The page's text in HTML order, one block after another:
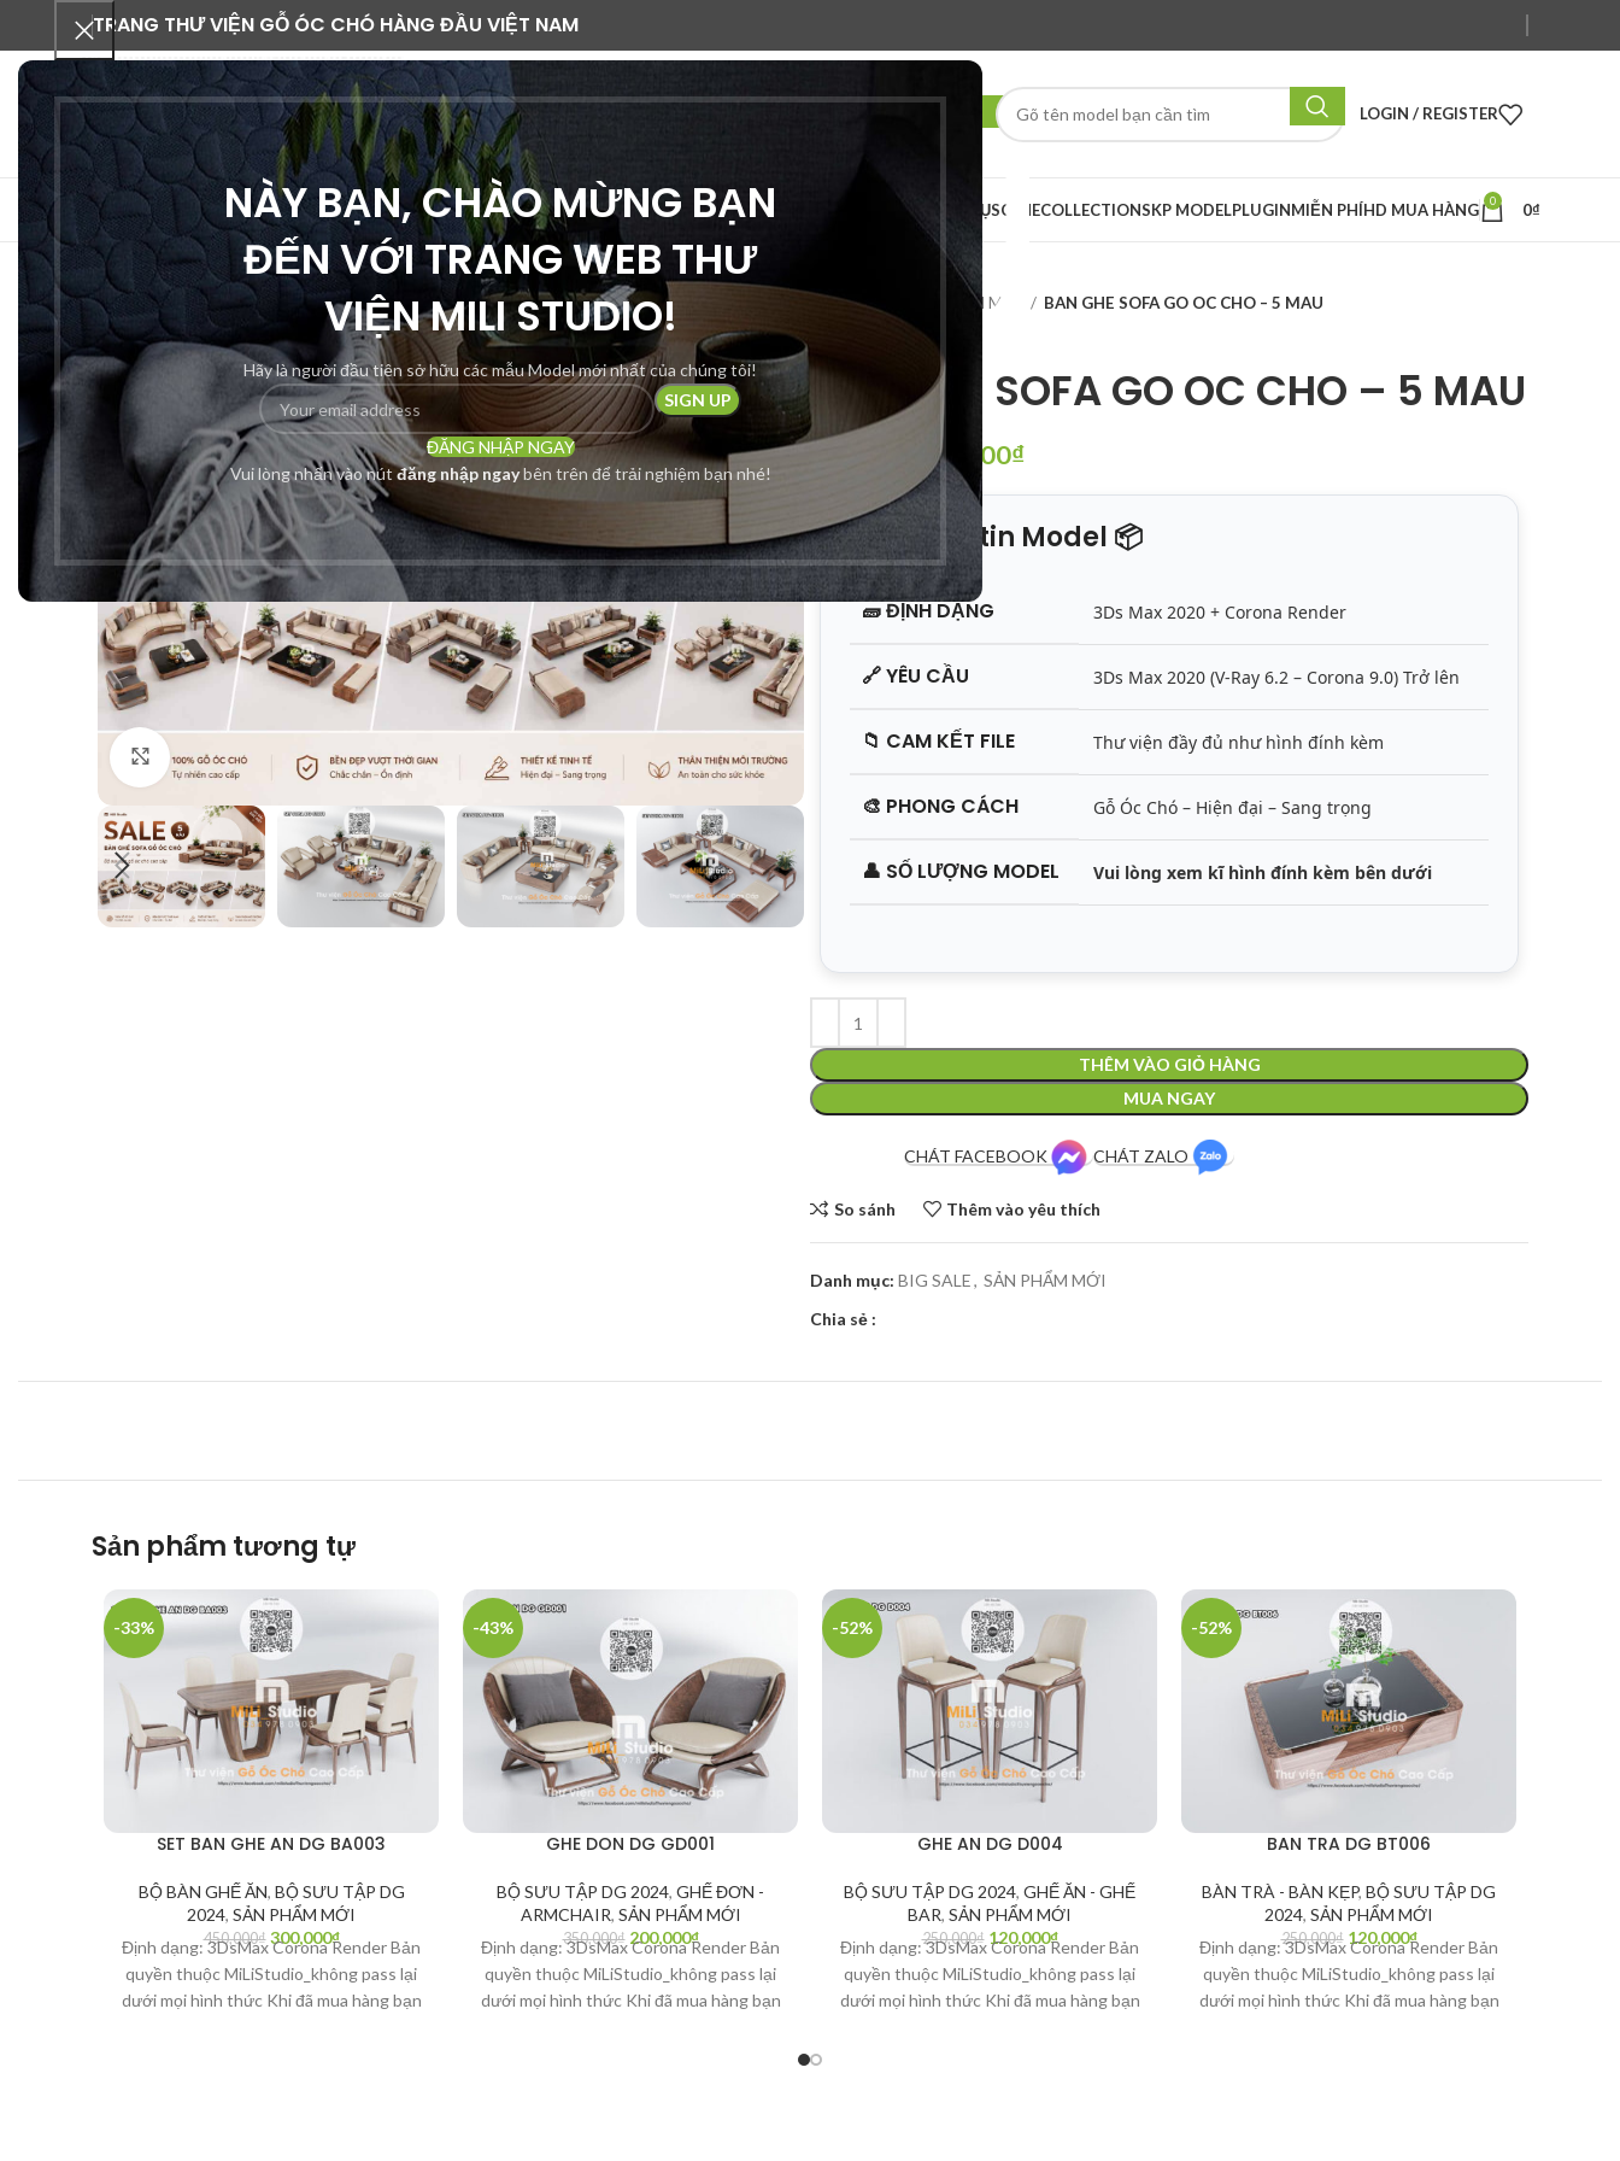
NÀY BẠN, CHÀO MỪNG BẠN
ĐẾN VỚI TRANG WEB THƯ
VIỆN MILI STUDIO!
Hãy là người đầu tiên sở hữu các mẫu Model mới nhất của chúng tôi!
ĐĂNG NHẬP NGAY
Vui lòng nhấn vào nútđăng nhập ngaybên trên để trải nghiệm bạn nhé!
TRANG THƯ VIỆN GỖ ÓC CHÓ HÀNG ĐẦU VIỆT NAM
LOGIN / REGISTER
DANH MỤC SẢN PHẨM AI RENDER DỊCH VỤSCENECOLLECTIONSKP MODELPLUGINMIỄN PHÍHD MUA HÀNG 0 0₫
-21%
Click to enlarge
Trang chủ SẢN PHẨM MỚI BAN GHE SOFA GO OC CHO – 5 MAU
BAN GHE SOFA GO OC CHO – 5 MAU
750,000₫
📦 Thông tin Model 📦
🧱ĐỊNH DẠNG 3Ds Max 2020 + Corona Render
🔗YÊU CẦU 3Ds Max 2020 (V-Ray 6.2 – Corona 9.0) Trở lên
📁 CAM KẾT FILE Thư viện đầy đủ như hình đính kèm
🎨 PHONG CÁCH Gỗ Óc Chó – Hiện đại – Sang trọng
👤 SỐ LƯỢNG MODEL Vui lòng xem kĩ hình đính kèm bên dưới
THÊM VÀO GIỎ HÀNG
MUA NGAY
CHÁT FACEBOOK CHÁT ZALO
So sánh Thêm vào yêu thích
Danh mục: BIG SALE, SẢN PHẨM MỚI
Chia sẻ :
Sản phẩm tương tự
-33%
SET BAN GHE AN DG BA003
BỘ BÀN GHẾ ĂN, BỘ SƯU TẬP DG
2024, SẢN PHẨM MỚI
450,000₫ 300,000₫
Định dạng: 3DsMax Corona Render Bản
quyền thuộc MiLiStudio_không pass lại
dưới mọi hình thức Khi đã mua hàng bạn
-43%
GHE DON DG GD001
BỘ SƯU TẬP DG 2024, GHẾ ĐƠN -
ARMCHAIR, SẢN PHẨM MỚI
350,000₫ 200,000₫
Định dạng: 3DsMax Corona Render Bản
quyền thuộc MiLiStudio_không pass lại
dưới mọi hình thức Khi đã mua hàng bạn
-52%
GHE AN DG D004
BỘ SƯU TẬP DG 2024, GHẾ ĂN - GHẾ
BAR, SẢN PHẨM MỚI
250,000₫ 120,000₫
Định dạng: 3DsMax Corona Render Bản
quyền thuộc MiLiStudio_không pass lại
dưới mọi hình thức Khi đã mua hàng bạn
-52%
BAN TRA DG BT006
BÀN TRÀ - BÀN KẸP, BỘ SƯU TẬP DG
2024, SẢN PHẨM MỚI
250,000₫ 120,000₫
Định dạng: 3DsMax Corona Render Bản
quyền thuộc MiLiStudio_không pass lại
dưới mọi hình thức Khi đã mua hàng bạn